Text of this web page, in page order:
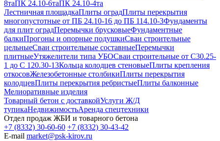
8таПК 24.10-6таПК 24.10-4та
Лестничная площадкаПлиты оградПлиты перекрытия
многопустотные от ПБ 24.10-16 до ПБ 114.10-3Фундаменты
для плит оградПеремычки брусковыеФундаментные
балкиПрогоны и опорные подушкиСваи строительные
цельныеСваи строительные составныеПеремычки
плитныеУтяжелители типа УБОСваи строительные от С30.25-
1 до С 120.30-13Кольца колодцев стеновыеПлиты крепления
откосовЖелезобетонные столбикиПлиты перекрытия
колодцевПлиты перекрытия ребристыеПлиты балконные
Мелиоративные изделия
Товарный бетон с доставкойУслуги Ж/Д
тупикаНедвижимостьАренда спецтехники
Отдел продаж ЖБИ и товарного бетона
+7 (8332) 30-60-60 +7 (8332) 30-43-42
E-mail market@psk-kirov.ru